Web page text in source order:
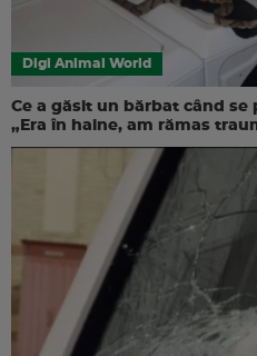
Digi Animal World
Ce a găsit un bărbat când se
„Era în haine, am rămas